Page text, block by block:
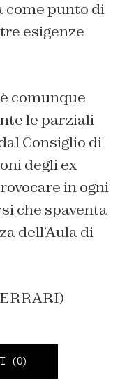
come punto di
esigenze
comunque
le parziali
Consiglio di
degli ex
in ogni
che spaventa
dell’Aula di
(0)